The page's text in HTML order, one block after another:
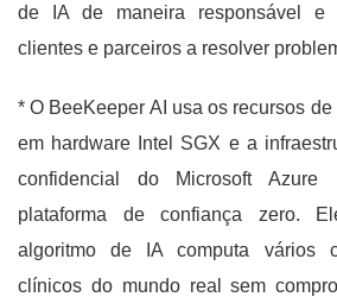
de IA de maneira responsável e
clientes e parceiros a resolver
* O BeeKeeper AI usa os recursos
em hardware Intel SGX e a
confidencial do Microsoft Azure
plataforma de confiança zero.
algoritmo de IA computa vários
clínicos do mundo real sem